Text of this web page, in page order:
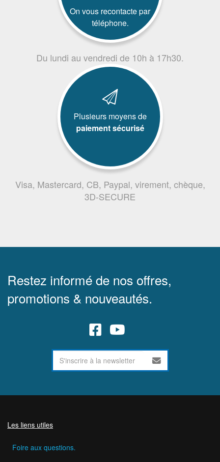
On vous recontacte par
téléphone.
Du lundi au vendredi de 10h à 17h30.
Plusieurs moyens de
paiement sécurisé
Visa, Mastercard, CB, Paypal, virement, chèque,
3D-SECURE
Restez informé de nos offres,
promotions & nouveautés.
Les liens utiles
Foire aux questions.